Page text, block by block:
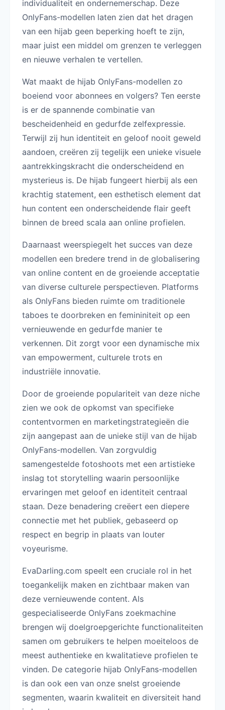
individualiteit en ondernemerschap. Deze
OnlyFans-modellen laten zien dat het dragen
van een hijab geen beperking hoeft te zijn,
maar juist een middel om grenzen te verleggen
en nieuwe verhalen te vertellen.
Wat maakt de hijab OnlyFans-modellen zo
boeiend voor abonnees en volgers? Ten eerste
is er de spannende combinatie van
bescheidenheid en gedurfde zelfexpressie.
Terwijl zij hun identiteit en geloof nooit geweld
aandoen, creëren zij tegelijk een unieke visuele
aantrekkingskracht die onderscheidend en
mysterieus is. De hijab fungeert hierbij als een
krachtig statement, een esthetisch element dat
hun content een onderscheidende flair geeft
binnen de breed scala aan online profielen.
Daarnaast weerspiegelt het succes van deze
modellen een bredere trend in de globalisering
van online content en de groeiende acceptatie
van diverse culturele perspectieven. Platforms
als OnlyFans bieden ruimte om traditionele
taboes te doorbreken en femininiteit op een
vernieuwende en gedurfde manier te
verkennen. Dit zorgt voor een dynamische mix
van empowerment, culturele trots en
industriële innovatie.
Door de groeiende populariteit van deze niche
zien we ook de opkomst van specifieke
contentvormen en marketingstrategieën die
zijn aangepast aan de unieke stijl van de hijab
OnlyFans-modellen. Van zorgvuldig
samengestelde fotoshoots met een artistieke
inslag tot storytelling waarin persoonlijke
ervaringen met geloof en identiteit centraal
staan. Deze benadering creëert een diepere
connectie met het publiek, gebaseerd op
respect en begrip in plaats van louter
voyeurisme.
EvaDarling.com speelt een cruciale rol in het
toegankelijk maken en zichtbaar maken van
deze vernieuwende content. Als
gespecialiseerde OnlyFans zoekmachine
brengen wij doelgroepgerichte functionaliteiten
samen om gebruikers te helpen moeiteloos de
meest authentieke en kwalitatieve profielen te
vinden. De categorie hijab OnlyFans-modellen
is dan ook een van onze snelst groeiende
segmenten, waarin kwaliteit en diversiteit hand